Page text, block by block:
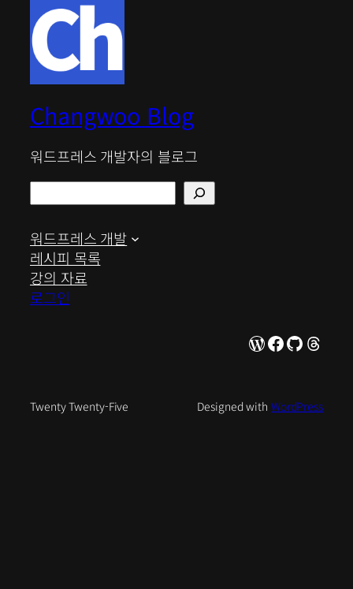
Changwoo Blog
워드프레스 개발자의 블로그
색
워드프레스 개발
레시피 목록
강의 자료
로그인
WordPress
Facebook
GitHub
Twenty Twenty-Five Designed with WordPress